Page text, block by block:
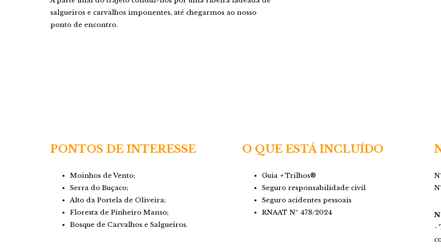
salgueiros e carvalhos imponentes, até chegarmos ao nosso
ponto de encontro.
PONTOS DE INTERESSE
Moinhos de Vento;
Serra do Buçaco;
Alto da Portela de Oliveira;
Floresta de Pinheiro Manso;
Bosque de Carvalhos e Salgueiros.
O QUE ESTÁ INCLUÍDO
Guia +Trilhos®
Seguro responsabilidade civil
Seguro acidentes pessoais
RNAAT Nº 478/2024
-